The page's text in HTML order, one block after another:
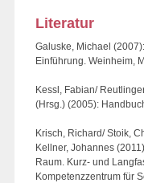
Literatur
Galuske, Michael
Einführung. Weinheim,
Kessl, Fabian/
(Hrsg.) (2005):
Krisch, Richard/ Stoik,
Kellner, Johannes
Raum. Kurz- und
Kompetenzzentrum für